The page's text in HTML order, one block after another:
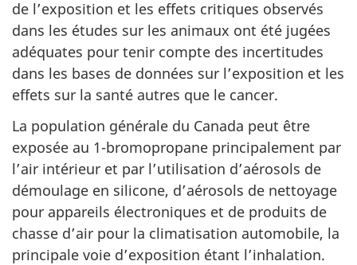
de l’exposition et les effets critiques observés
dans les études sur les animaux ont été jugées
adéquates pour tenir compte des incertitudes
dans les bases de données sur l’exposition et les
effets sur la santé autres que le cancer.
La population générale du Canada peut être
exposée au 1-bromopropane principalement par
l’air intérieur et par l’utilisation d’aérosols de
démoulage en silicone, d’aérosols de nettoyage
pour appareils électroniques et de produits de
chasse d’air pour la climatisation automobile, la
principale voie d’exposition étant l’inhalation.